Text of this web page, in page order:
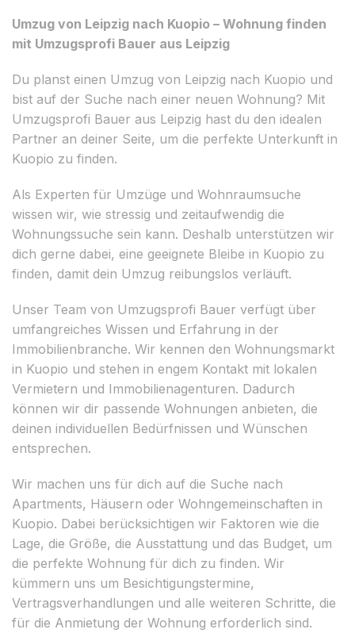
Umzug von Leipzig nach Kuopio – Wohnung finden
mit Umzugsprofi Bauer aus Leipzig
Du planst einen Umzug von Leipzig nach Kuopio und
bist auf der Suche nach einer neuen Wohnung? Mit
Umzugsprofi Bauer aus Leipzig hast du den idealen
Partner an deiner Seite, um die perfekte Unterkunft in
Kuopio zu finden.
Als Experten für Umzüge und Wohnraumsuche
wissen wir, wie stressig und zeitaufwendig die
Wohnungssuche sein kann. Deshalb unterstützen wir
dich gerne dabei, eine geeignete Bleibe in Kuopio zu
finden, damit dein Umzug reibungslos verläuft.
Unser Team von Umzugsprofi Bauer verfügt über
umfangreiches Wissen und Erfahrung in der
Immobilienbranche. Wir kennen den Wohnungsmarkt
in Kuopio und stehen in engem Kontakt mit lokalen
Vermietern und Immobilienagenturen. Dadurch
können wir dir passende Wohnungen anbieten, die
deinen individuellen Bedürfnissen und Wünschen
entsprechen.
Wir machen uns für dich auf die Suche nach
Apartments, Häusern oder Wohngemeinschaften in
Kuopio. Dabei berücksichtigen wir Faktoren wie die
Lage, die Größe, die Ausstattung und das Budget, um
die perfekte Wohnung für dich zu finden. Wir
kümmern uns um Besichtigungstermine,
Vertragsverhandlungen und alle weiteren Schritte, die
für die Anmietung der Wohnung erforderlich sind.